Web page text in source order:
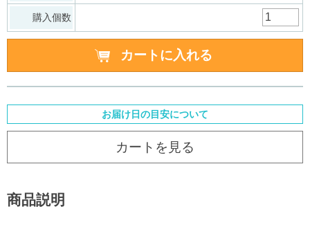
購入個数
お届け日の目安について
カートを見る
商品説明